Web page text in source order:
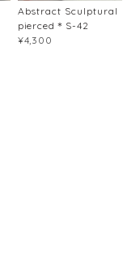
Abstract Sculptural
pierced＊S-42
¥4,300